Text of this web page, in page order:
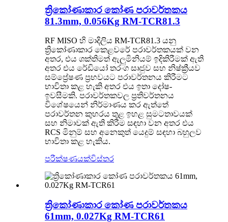
ත්‍රිකෝණාකාර කෝණ පරාවර්තකය
81.3mm, 0.056Kg RM-TCR81.3
RF MISO හි මාදිලිය RM-TCR81.3 යනු
ත්‍රිකෝණාකාර කෙළවරේ පරාවර්තකයක් වන
අතර, එය ශක්තිමත් ඇලුමිනියම් ඉදිකිරීමක් ඇති
අතර එය රේඩියෝ තරංග සෘජුව සහ නිෂ්ක්‍රීයව
සම්ප්‍රේෂණ ප්‍රභවයට පරාවර්තනය කිරීමට
භාවිතා කළ හැකි අතර එය ඉතා දෝෂ-
ඉවසීමකි. පරාවර්තකවල ප්‍රතිවර්තනය
විශේෂයෙන් නිර්මාණය කර ඇත්තේ
පරාවර්තන කුහරය තුළ ඉහළ සුමටතාවයක්
සහ නිමාවක් ඇති කිරීම සඳහා වන අතර එය
RCS මිනුම් සහ අනෙකුත් යෙදුම් සඳහා බහුලව
භාවිතා කළ හැකිය.
පරීක්ෂණයක්විස්තර
ත්‍රිකෝණාකාර කෝණ පරාවර්තකය
61mm, 0.027Kg RM-TCR61